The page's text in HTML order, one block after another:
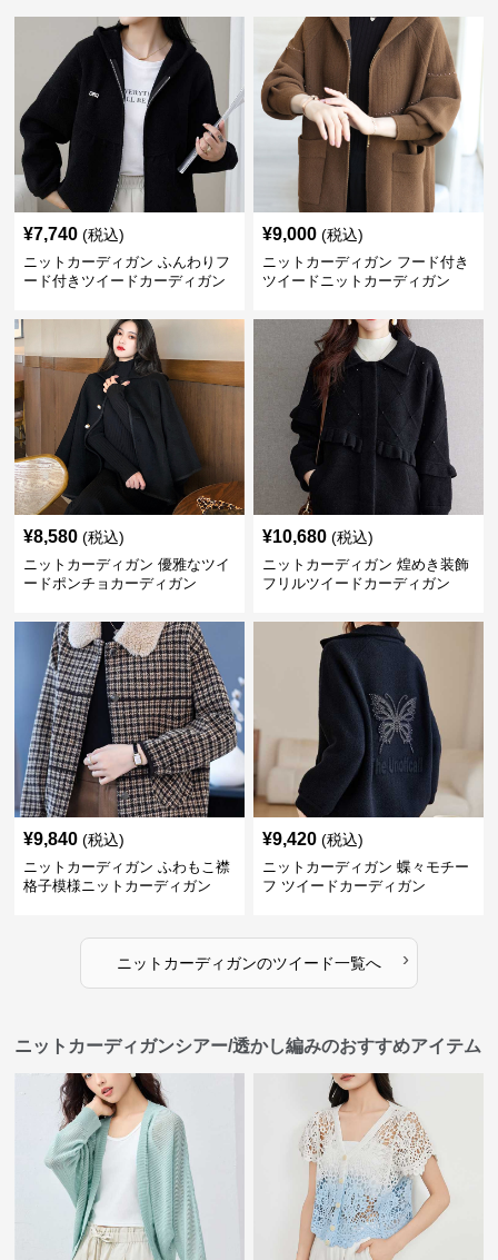
¥7,740 (税込)
ニットカーディガン ふんわりフ
ード付きツイードカーディガン
¥9,000 (税込)
ニットカーディガン フード付き
ツイードニットカーディガン
¥8,580 (税込)
ニットカーディガン 優雅なツイ
ードポンチョカーディガン
¥10,680 (税込)
ニットカーディガン 煌めき装飾
フリルツイードカーディガン
¥9,840 (税込)
ニットカーディガン ふわもこ襟
格子模様ニットカーディガン
¥9,420 (税込)
ニットカーディガン 蝶々モチー
フ ツイードカーディガン
ニットカーディガンのツイード一覧へ ›
ニットカーディガンシアー/透かし編みのおすすめアイテム